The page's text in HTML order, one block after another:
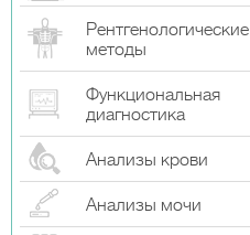
Рентгенологические
методы
Функциональная
диагностика
Анализы крови
Анализы мочи